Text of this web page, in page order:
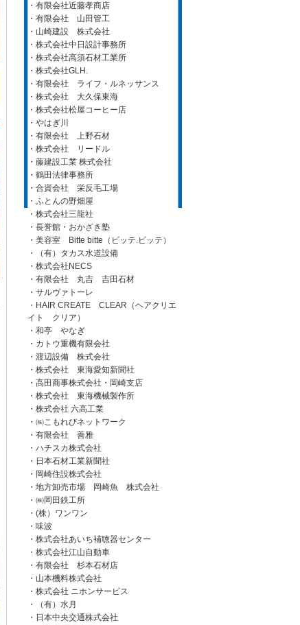
・有限会社近藤孝商店
・有限会社 山田管工
・山崎建設 株式会社
・株式会社中日設計事務所
・株式会社高須石材工業所
・株式会社GLH.
・有限会社 ライフ・ルネッサンス
・株式会社 大久保東海
・株式会社松屋コーヒー店
・やはぎ川
・有限会社 上野石材
・株式会社 リードル
・藤建設工業 株式会社
・鶴田法律事務所
・合資会社 栄反毛工場
・ふとんの野畑屋
・株式会社三龍社
・長誉館・おかざき塾
・美容室 Bitte bitte（ビッテ.ビッテ）
・（有）タカス水道設備
・株式会社NECS
・有限会社 丸吉 吉田石材
・サルヴァトーレ
・HAIR CREATE CLEAR（ヘアクリエ
イト クリア）
・和亭 やなぎ
・カトウ重機有限会社
・渡辺設備 株式会社
・株式会社 東海愛知新聞社
・高田商事株式会社・岡崎支店
・株式会社 東海機械製作所
・株式会社 六高工業
・㈱こもれびネットワーク
・有限会社 善雅
・ハチスカ株式会社
・日本石材工業新聞社
・岡崎住設株式会社
・地方卸売市場 岡崎魚 株式会社
・㈱岡田鉄工所
・(株）ワンワン
・味波
・株式会社あいち補聴器センター
・株式会社江山自動車
・有限会社 杉本石材店
・山本機料株式会社
・株式会社 ニホンサービス
・（有）水月
・日本中央交通株式会社